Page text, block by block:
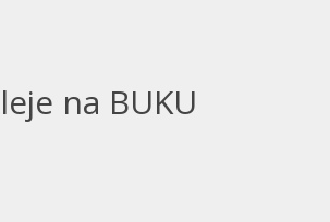
na BUKU